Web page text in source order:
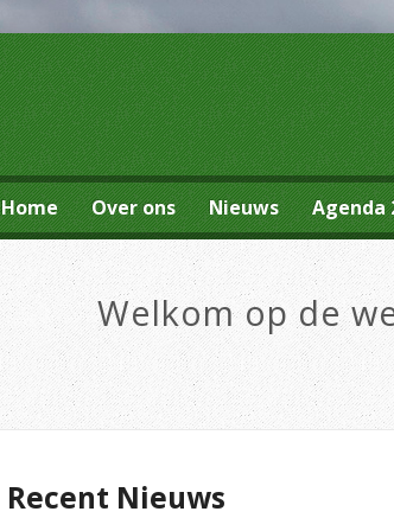
Home Over ons Nieuws Agenda
Welkom op de
Recent Nieuws